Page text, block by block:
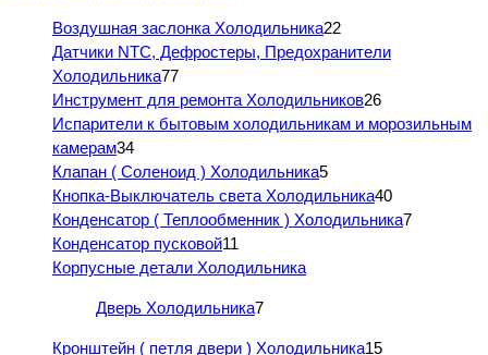
Воздушная заслонка Холодильника22
Датчики NTC, Дефростеры, Предохранители
Холодильника77
Инструмент для ремонта Холодильников26
Испарители к бытовым холодильникам и морозильным
камерам34
Клапан ( Соленоид ) Холодильника5
Кнопка-Выключатель света Холодильника40
Конденсатор ( Теплообменник ) Холодильника7
Конденсатор пусковой11
Корпусные детали Холодильника
Дверь Холодильника7
Кронштейн ( петля двери ) Холодильника15